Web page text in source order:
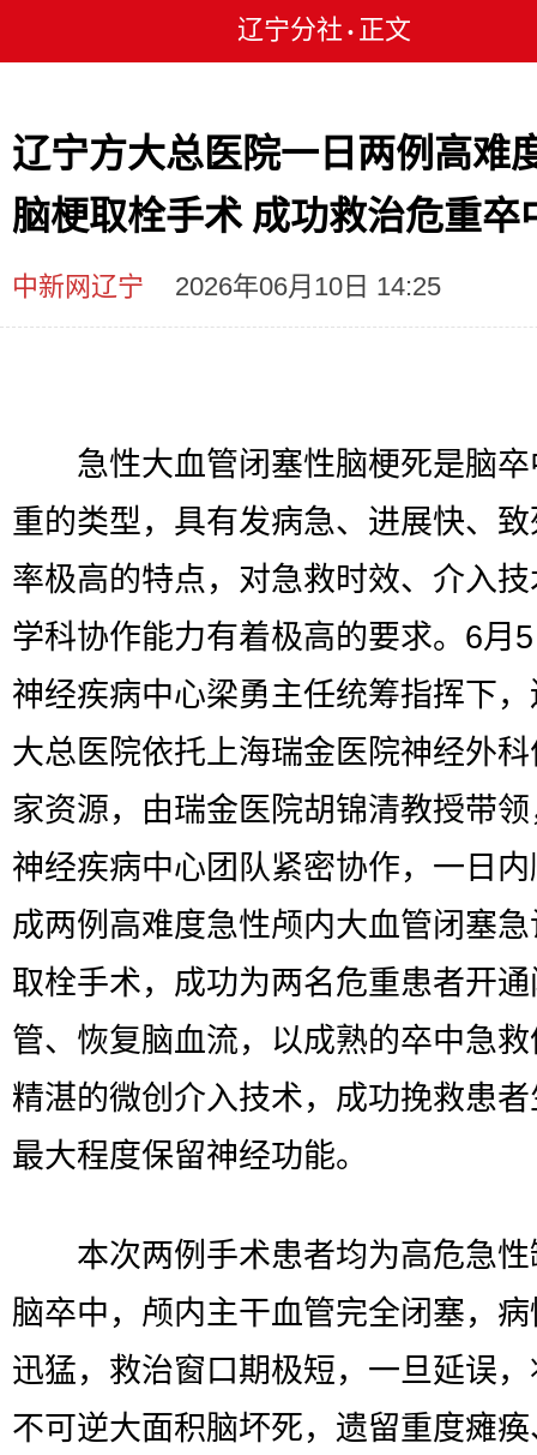
辽宁分社 • 正文
辽宁方大总医院一日两例高难
脑梗取栓手术 成功救治危重卒
中新网辽宁 2026年06月10日 14:25
急性大血管闭塞性脑梗死是脑卒
重的类型，具有发病急、进展快、
率极高的特点，对急救时效、介入
学科协作能力有着极高的要求。6月
神经疾病中心梁勇主任统筹指挥下
大总医院依托上海瑞金医院神经外
家资源，由瑞金医院胡锦清教授带
神经疾病中心团队紧密协作，一日
成两例高难度急性颅内大血管闭塞
取栓手术，成功为两名危重患者开
管、恢复脑血流，以成熟的卒中急
精湛的微创介入技术，成功挽救患
最大程度保留神经功能。
本次两例手术患者均为高危急性
脑卒中，颅内主干血管完全闭塞，
迅猛，救治窗口期极短，一旦延误
不可逆大面积脑坏死，遗留重度瘫